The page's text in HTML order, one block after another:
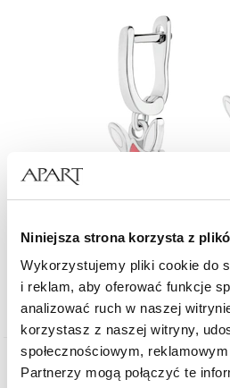
Niniejsza strona korzysta z
Wykorzystujemy pliki cookie do
i reklam, aby oferować funkcje
analizować ruch w naszej
korzystasz z naszej witryny,
społecznościowym,
Partnerzy mogą połączyć te
Kolczyki srebrne z emalią - króliczki
107,80 zł Cena regularna:
(-30%)